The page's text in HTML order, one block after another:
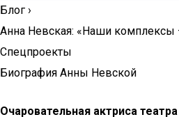
Блог ›
Анна Невская: «Наши комплексы
Спецпроекты
Биография Анны Невской
Очаровательная актриса